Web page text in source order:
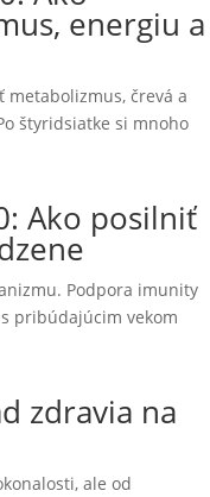
energiu a
metabolizmus, črevá a
štyridsiatke si mnoho
Ako posilniť
Podpora imunity
pribúdajúcim vekom
zdravia na
ale od